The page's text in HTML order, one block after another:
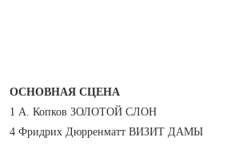
ОСНОВНАЯ СЦЕНА
1 А. Копков ЗОЛОТОЙ СЛОН
4 Фридрих Дюрренматт ВИЗИТ ДАМЫ